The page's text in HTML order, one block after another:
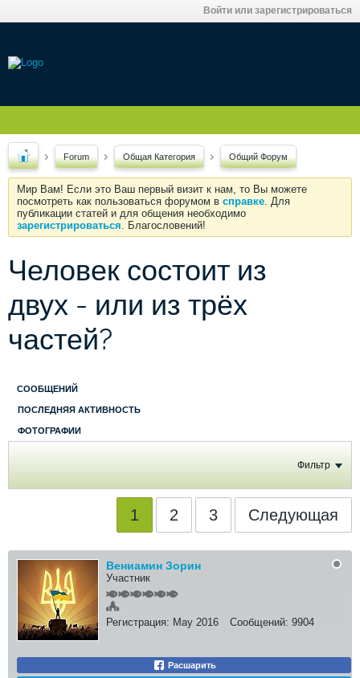
Войти или зарегистрироваться
Forum Общая Категория Общий Форум
Мир Вам! Если это Ваш первый визит к нам, то Вы можете
посмотреть как пользоваться форумом в справке. Для
публикации статей и для общения необходимо
зарегистрироваться. Благословений!
Человек состоит из
двух - или из трёх
частей?
СООБЩЕНИЙ
ПОСЛЕДНЯЯ АКТИВНОСТЬ
ФОТОГРАФИИ
Фильтр
1 2 3 Следующая
Вениамин Зорин
Участник
Регистрация: May 2016 Сообщений: 9904
Расшарить